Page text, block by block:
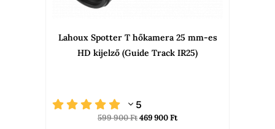
Lahoux Spotter T hőkamera 25 mm-es
HD kijelző (Guide Track IR25)
5
599 900Ft469 900Ft